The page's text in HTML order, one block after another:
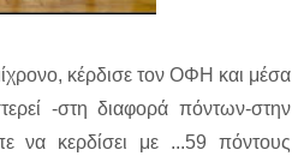
κέρδισε τον ΟΦΗ και μέσα
-στη διαφορά πόντων-στην
να κερδίσει με ...59 πόντους